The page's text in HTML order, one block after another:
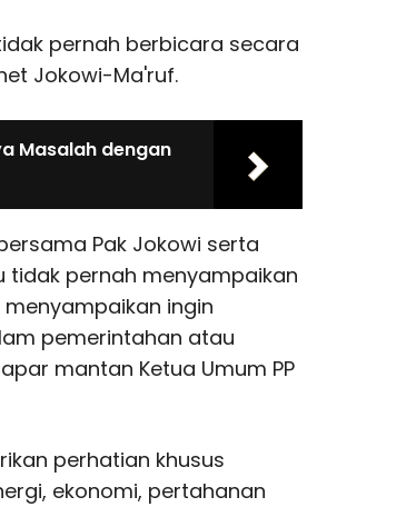
pernah berbicara secara
Jokowi-Ma'ruf.
Masalah dengan
Pak Jokowi serta
tidak pernah menyampaikan
ingin
pemerintahan atau
mantan Ketua Umum PP
perhatian khusus
ekonomi, pertahanan